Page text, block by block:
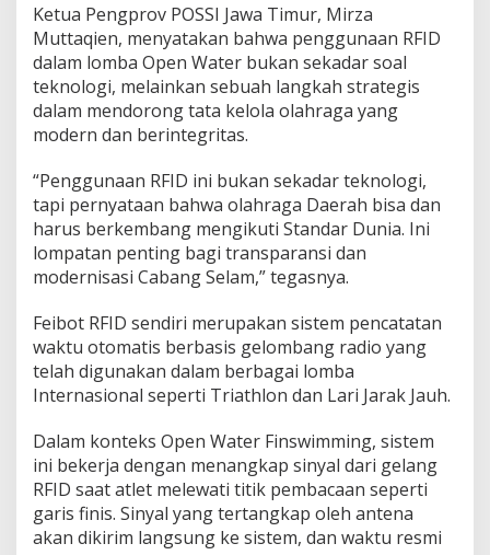
Ketua Pengprov POSSI Jawa Timur, Mirza
Muttaqien, menyatakan bahwa penggunaan RFID
dalam lomba Open Water bukan sekadar soal
teknologi, melainkan sebuah langkah strategis
dalam mendorong tata kelola olahraga yang
modern dan berintegritas.
“Penggunaan RFID ini bukan sekadar teknologi,
tapi pernyataan bahwa olahraga Daerah bisa dan
harus berkembang mengikuti Standar Dunia. Ini
lompatan penting bagi transparansi dan
modernisasi Cabang Selam,” tegasnya.
Feibot RFID sendiri merupakan sistem pencatatan
waktu otomatis berbasis gelombang radio yang
telah digunakan dalam berbagai lomba
Internasional seperti Triathlon dan Lari Jarak Jauh.
Dalam konteks Open Water Finswimming, sistem
ini bekerja dengan menangkap sinyal dari gelang
RFID saat atlet melewati titik pembacaan seperti
garis finis. Sinyal yang tertangkap oleh antena
akan dikirim langsung ke sistem, dan waktu resmi